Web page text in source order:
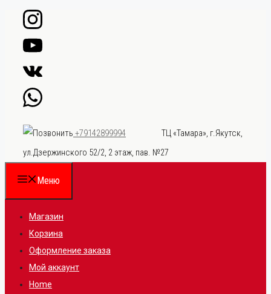
Перейти
содержимому
+79142899994
ТЦ «Тамара», г.Якутск,
ул.Дзержинского 52/2, 2 этаж, пав. №27
Меню
Магазин
Корзина
Оформление заказа
Мой аккаунт
Home